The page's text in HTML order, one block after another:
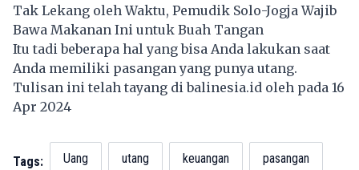
Tak Lekang oleh Waktu, Pemudik Solo-Jogja Wajib
Bawa Makanan Ini untuk Buah Tangan
Itu tadi beberapa hal yang bisa Anda lakukan saat
Anda memiliki pasangan yang punya utang.
Tulisan ini telah tayang dibalinesia.id oleh pada 16
Apr 2024
Tags: Uang utang keuangan pasangan